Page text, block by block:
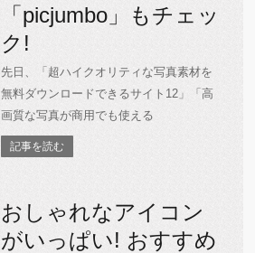
「picjumbo」もチェッ
ク!
先日、「超ハイクオリティな写真素材を
無料ダウンロードできるサイト12」「高
画質な写真が商用でも使える
記事を読む
おしゃれなアイコン
がいっぱい! おすすめ